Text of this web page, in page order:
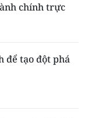
chính trực
để tạo đột phá